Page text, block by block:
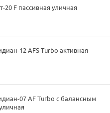
20 F пассивная уличная
12 AFS Turbo активная
07 AF Turbo с балансным